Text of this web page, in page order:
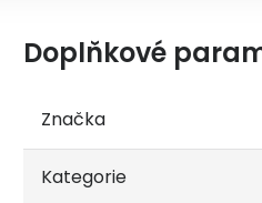
Doplňkové
Značka
Kategorie